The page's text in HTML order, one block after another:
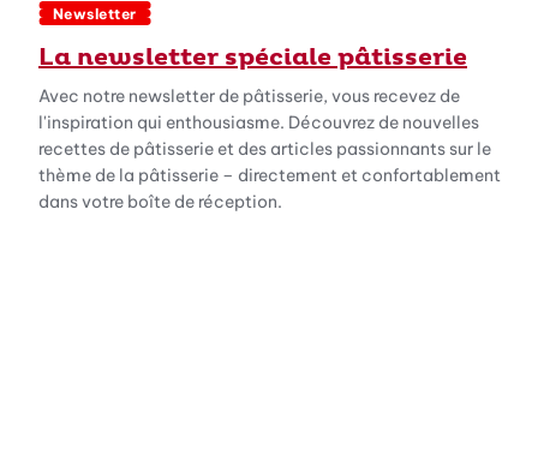
Newsletter
La newsletter spéciale pâtisserie
Avec notre newsletter de pâtisserie, vous recevez de
l'inspiration qui enthousiasme. Découvrez de nouvelles
recettes de pâtisserie et des articles passionnants sur le
thème de la pâtisserie – directement et confortablement
dans votre boîte de réception.